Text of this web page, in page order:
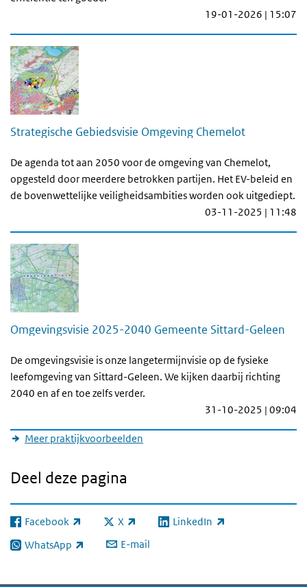
19-01-2026 | 15:07
Strategische Gebiedsvisie Omgeving Chemelot
De agenda tot aan 2050 voor de omgeving van Chemelot,
opgesteld door meerdere betrokken partijen. Het EV-beleid en
de bovenwettelijke veiligheidsambities worden ook uitgediept.
03-11-2025 | 11:48
Omgevingsvisie 2025-2040 Gemeente Sittard-Geleen
De omgevingsvisie is onze langetermijnvisie op de fysieke
leefomgeving van Sittard-Geleen. We kijken daarbij richting
2040 en af en toe zelfs verder.
31-10-2025 | 09:04
Meer praktijkvoorbeelden
Deel deze pagina
Facebook
(externe link) X
(externe link) LinkedIn
(externe link)
WhatsApp
(externe link) E-mail